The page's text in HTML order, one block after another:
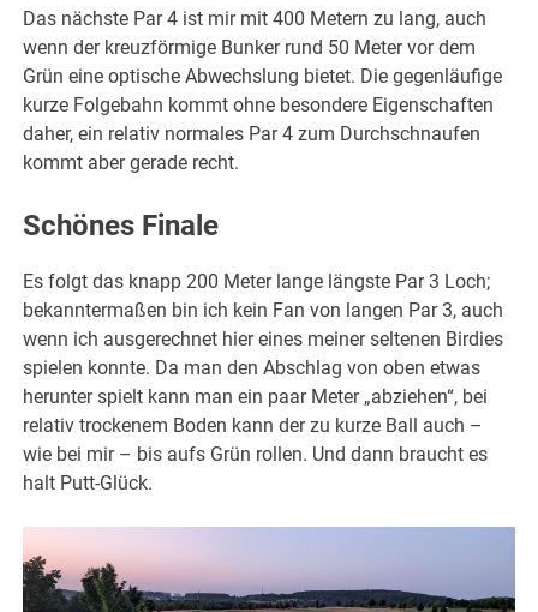
Das nächste Par 4 ist mir mit 400 Metern zu lang, auch
wenn der kreuzförmige Bunker rund 50 Meter vor dem
Grün eine optische Abwechslung bietet. Die gegenläufige
kurze Folgebahn kommt ohne besondere Eigenschaften
daher, ein relativ normales Par 4 zum Durchschnaufen
kommt aber gerade recht.
Schönes Finale
Es folgt das knapp 200 Meter lange längste Par 3 Loch;
bekanntermaßen bin ich kein Fan von langen Par 3, auch
wenn ich ausgerechnet hier eines meiner seltenen Birdies
spielen konnte. Da man den Abschlag von oben etwas
herunter spielt kann man ein paar Meter „abziehen“, bei
relativ trockenem Boden kann der zu kurze Ball auch –
wie bei mir – bis aufs Grün rollen. Und dann braucht es
halt Putt-Glück.